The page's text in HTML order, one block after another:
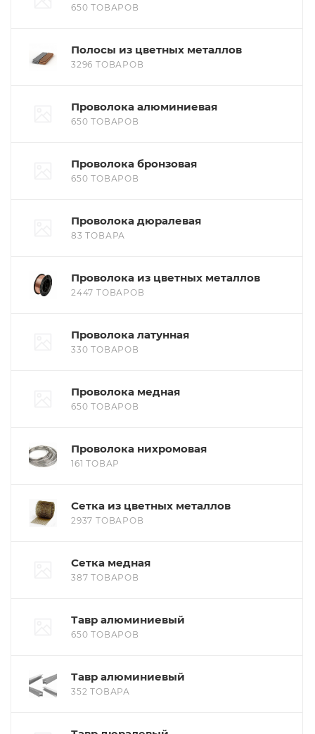
650 ТОВАРОВ
Полосы из цветных металлов
3296 ТОВАРОВ
Проволока алюминиевая
650 ТОВАРОВ
Проволока бронзовая
650 ТОВАРОВ
Проволока дюралевая
83 ТОВАРА
Проволока из цветных металлов
2447 ТОВАРОВ
Проволока латунная
330 ТОВАРОВ
Проволока медная
650 ТОВАРОВ
Проволока нихромовая
161 ТОВАР
Сетка из цветных металлов
2937 ТОВАРОВ
Сетка медная
387 ТОВАРОВ
Тавр алюминиевый
650 ТОВАРОВ
Тавр алюминиевый
352 ТОВАРА